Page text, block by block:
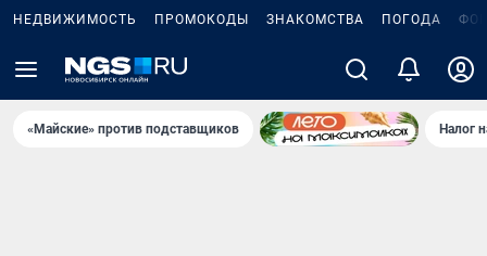
НЕДВИЖИМОСТЬ ПРОМОКОДЫ ЗНАКОМСТВА ПОГОДА
«Майские» против подставщиков Налог